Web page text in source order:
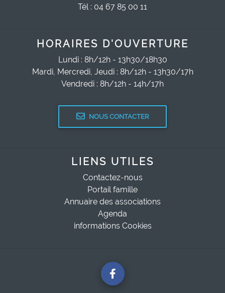
Tél : 04 67 85 00 11
HORAIRES D'OUVERTURE
Lundi : 8h/12h - 13h30/18h30
Mardi, Mercredi, Jeudi : 8h/12h - 13h30/17h
Vendredi : 8h/12h - 14h/17h
NOUS CONTACTER
LIENS UTILES
Contactez-nous
Portail famille
Annuaire des associations
Agenda
informations Cookies